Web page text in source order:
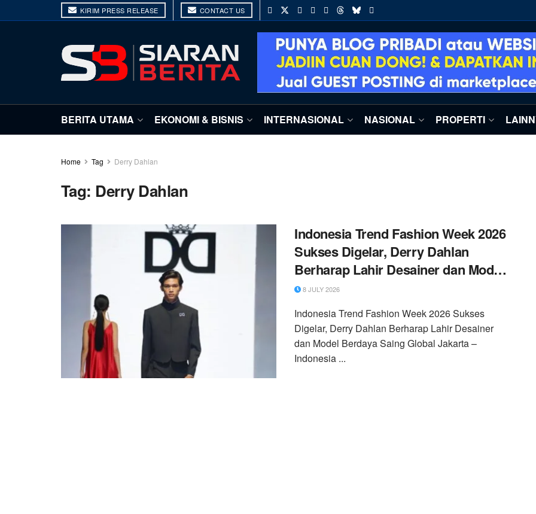
KIRIM PRESS RELEASE CONTACT US
BERITA UTAMA EKONOMI & BISNIS INTERNASIONAL NASIONAL PROPERTI
Home Tag Derry Dahlan
Tag: Derry Dahlan
Indonesia Trend Fashion Week 2026
Sukses Digelar, Derry Dahlan
Berharap Lahir Desainer dan Model
Berdaya Saing Global
8 JULY 2026
Indonesia Trend Fashion Week 2026 Sukses
Digelar, Derry Dahlan Berharap Lahir Desainer
dan Model Berdaya Saing Global Jakarta –
Indonesia ...